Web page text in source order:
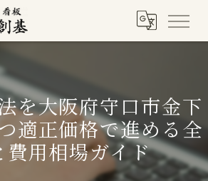
を大阪府守口市金下
適正価格で進める全
費用相場ガイド